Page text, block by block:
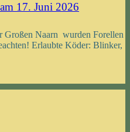
17. Juni 2026
Großen Naarn wurden Forellen
Erlaubte Köder: Blinker,